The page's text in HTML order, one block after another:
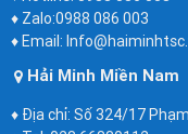
♦ Zalo:0988 086 003
♦ Email:
Hải Minh Miền Nam
♦ Địa chỉ: Số 324/17